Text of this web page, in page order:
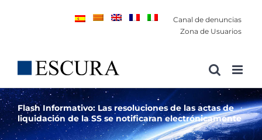
Canal de denuncias
Zona de Usuarios
Flash Informativo: Las resoluciones de las actas de
liquidación de la SS se notificaran electrónicamente